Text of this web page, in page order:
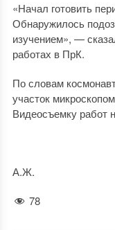
«Начал готовить
Обнаружилось
изучением», —
работах в ПрК.
По словам
участок
Видеосъемку работ
А.Ж.
78